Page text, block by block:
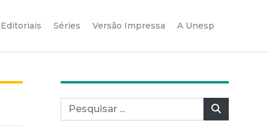
Editoriais Séries Versão Impressa A Unesp
Pesquisar por: